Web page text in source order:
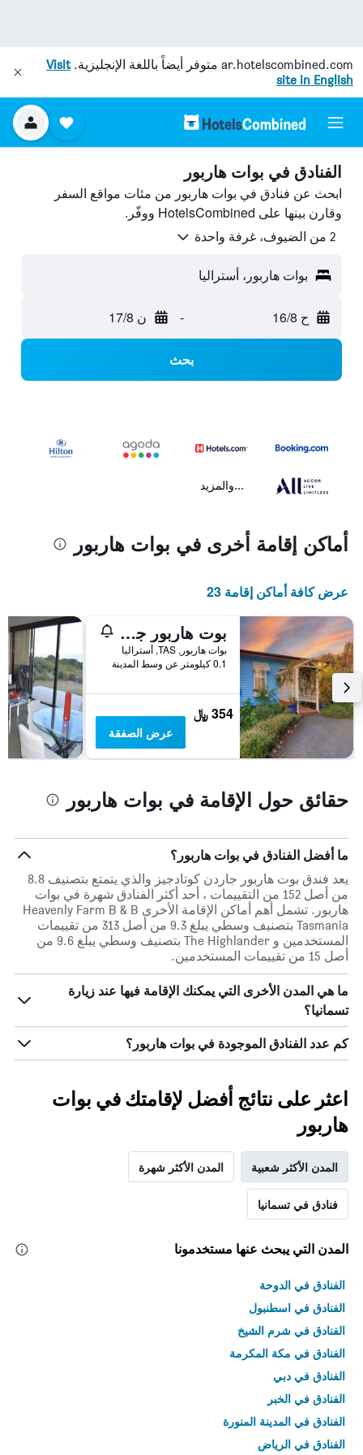
ar.hotelscombined.com متوفر أيضاً باللغة الإنجليزية.Visit
site in English
الفنادق في بوات هاربور
ابحث عن فنادق في بوات هاربور من مئات مواقع السفر
وقارن بينها على HotelsCombined ووفّر.
2 من الضيوف، غرفة واحدة
بوات هاربور، أستراليا
ح 16/8 - ن 17/8
بحث
...والمزيد
أماكن إقامة أخرى في بوات هاربور
عرض كافة أماكن إقامة 23
بوت هاربور جاردن كوتادجيز
بوات هاربور, TAS, أستراليا
0.1 كيلومتر عن وسط المدينة
354 ﷼
عرض الصفقة
حقائق حول الإقامة في بوات هاربور
ما أفضل الفنادق في بوات هاربور؟
يعد فندق بوت هاربور جاردن كوتادجيز والذي يتمتع بتصنيف 8.8
من أصل 152 من التقييمات ، أحد أكثر الفنادق شهرة في بوات
هاربور. تشمل أهم أماكن الإقامة الأخرى Heavenly Farm B & B
Tasmania بتصنيف وسطي يبلغ 9.3 من أصل 313 من تقييمات
المستخدمين و The Highlander بتصنيف وسطي يبلغ 9.6 من
أصل 15 من تقييمات المستخدمين.
ما هي المدن الأخرى التي يمكنك الإقامة فيها عند زيارة
تسمانيا؟
كم عدد الفنادق الموجودة في بوات هاربور؟
اعثر على نتائج أفضل لإقامتك في بوات
هاربور
المدن الأكثر شعبية المدن الأكثر شهرة
فنادق في تسمانيا
المدن التي يبحث عنها مستخدمونا
الفنادق في الدوحة
الفنادق في اسطنبول
الفنادق في شرم الشيخ
الفنادق في مكة المكرمة
الفنادق في دبي
الفنادق في الخبر
الفنادق في المدينة المنورة
الفنادق في الرياض